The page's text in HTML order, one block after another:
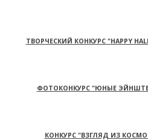
ТВОРЧЕСКИЙ КОНКУРС "HAPPY
ФОТОКОНКУРС "ЮНЫЕ
КОНКУРС "ВЗГЛЯД ИЗ